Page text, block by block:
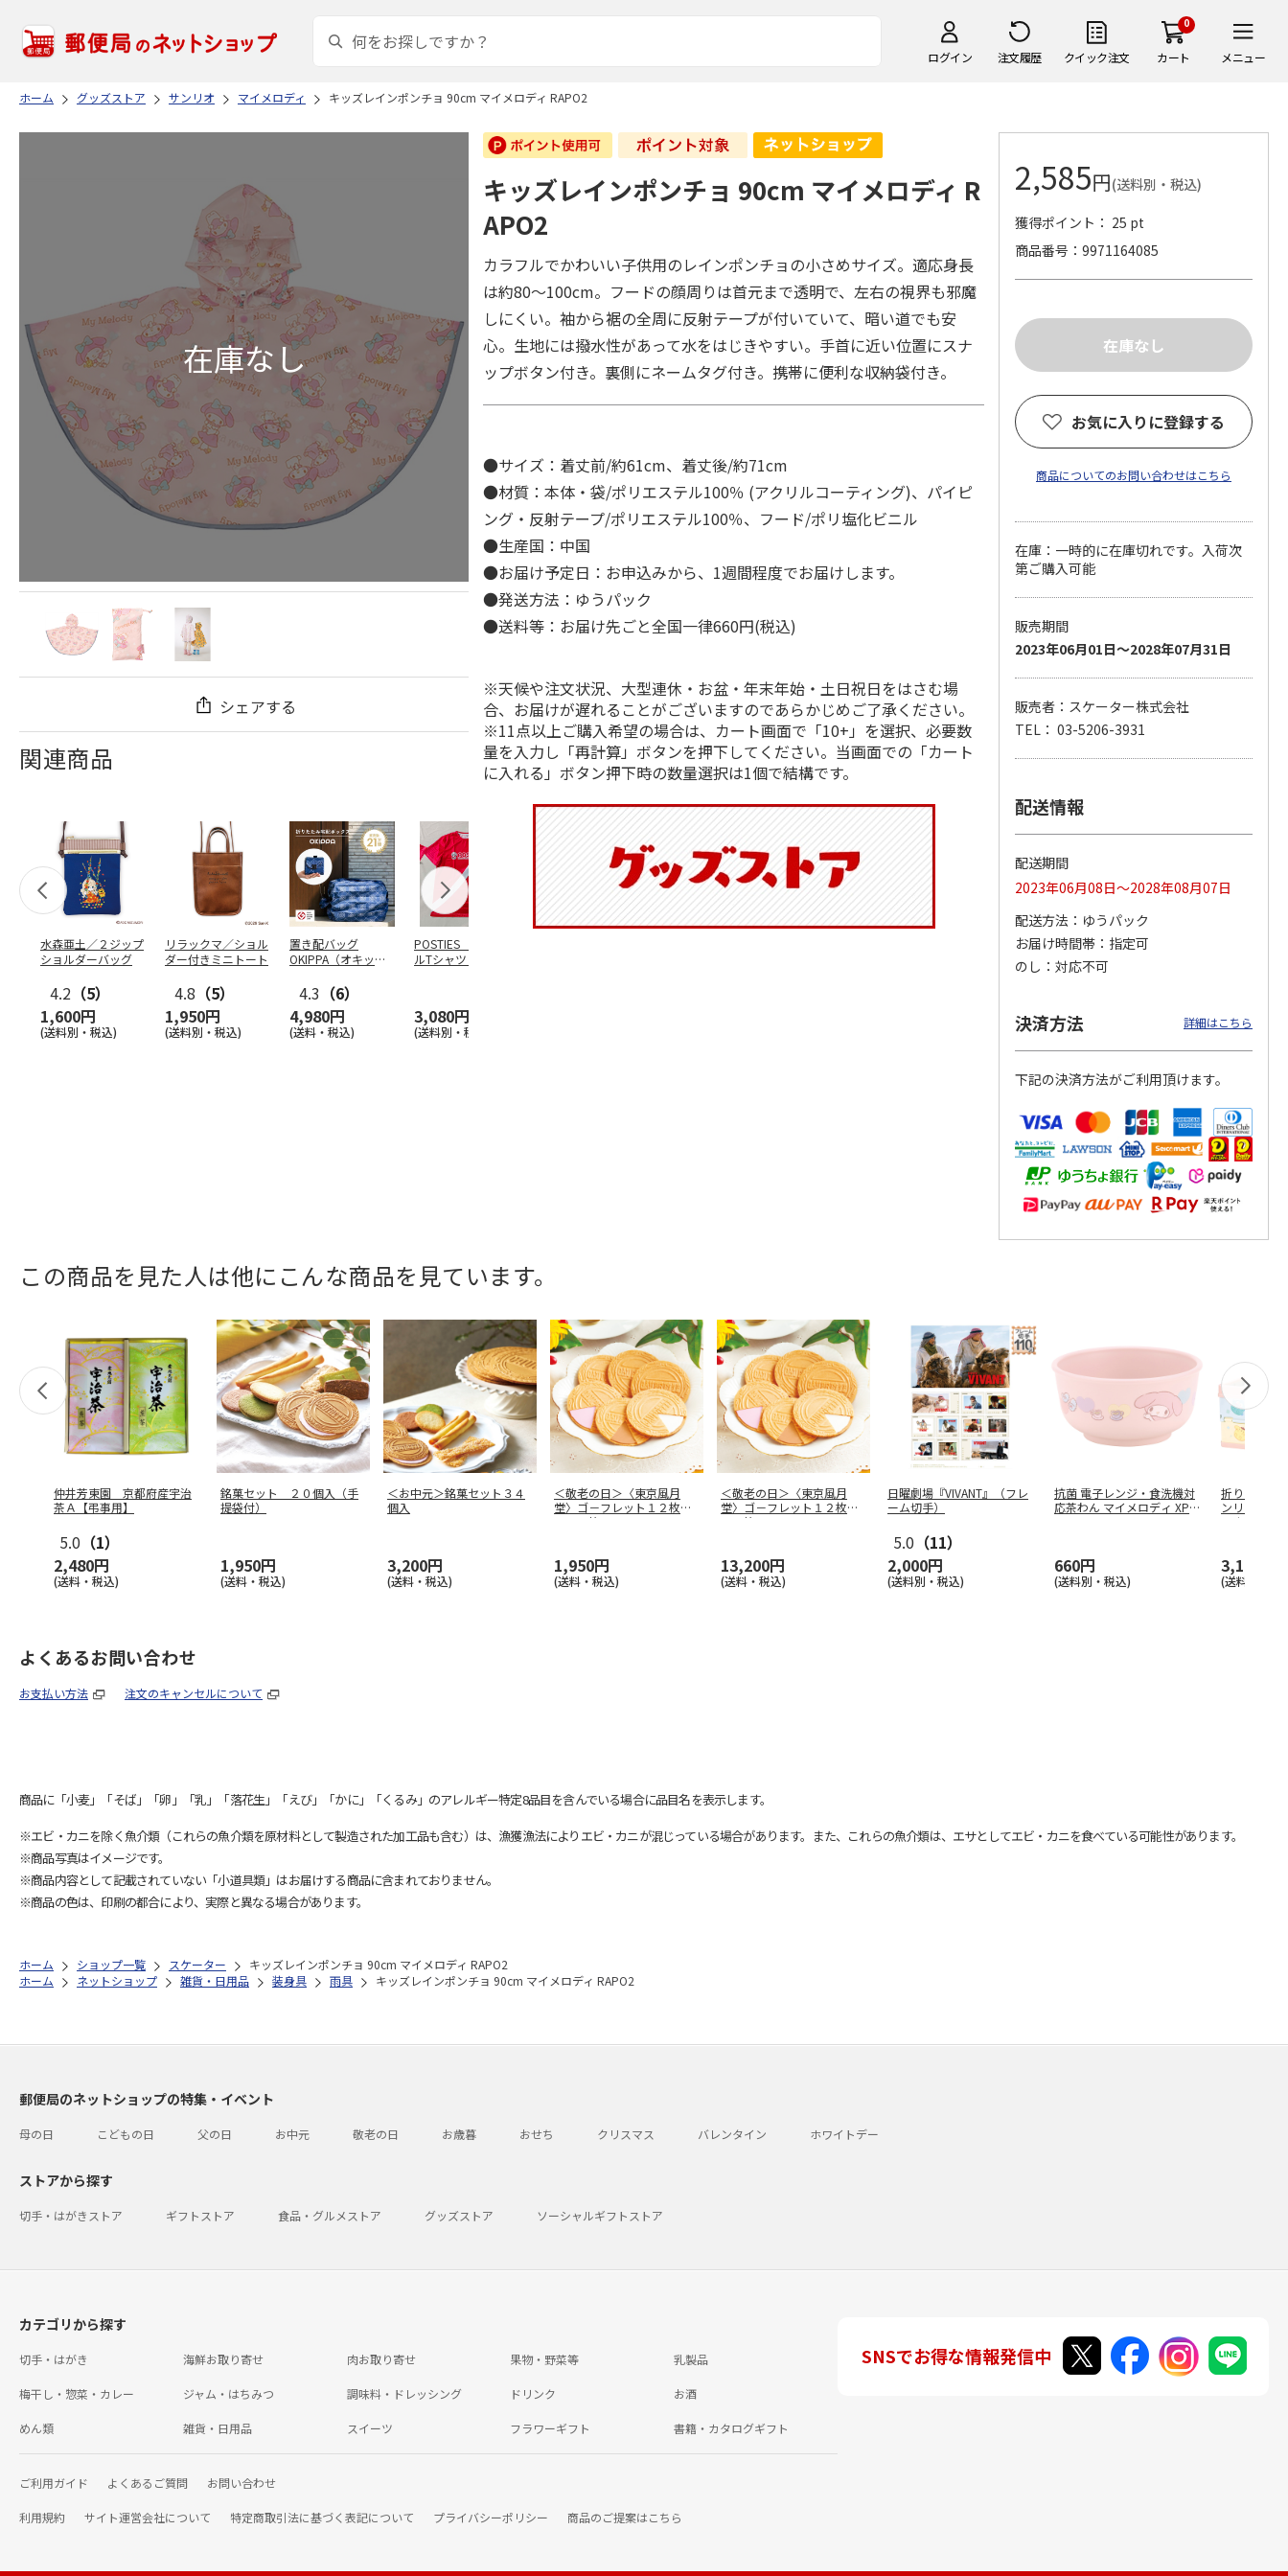
ログイン 注文履歴 クイック注文
0
カート メニュー
ホーム グッズストア サンリオ マイメロディ キッズレインポンチョ 90cm マイメロディ RAPO2
シェアする
関連商品
水森亜土／２ジップ
ショルダーバッグ
4.2 （5）
1,600円
(送料別・税込)
リラックマ／ショル
ダー付きミニトート
4.8 （5）
1,950円
(送料別・税込)
置き配バッグ
OKIPPA（オキッ
4.3 （6）
4,980円
(送料・税込)
POSTIES オリジナ
ルTシャツ Sサイズ
3,080円
(送料別・税込)
『ジョジョの奇妙な
冒険 スターダスト
クルセイダース』
3,300円
(送料別・税込)
4,840円
(送料別・税込)
キッズレインポンチョ 90cm マイメロディ R
APO2
カラフルでかわいい子供用のレインポンチョの小さめサイズ。適応身長
は約80～100cm。フードの顔周りは首元まで透明で、左右の視界も邪魔
しにくい。袖から裾の全周に反射テープが付いていて、暗い道でも安
心。生地には撥水性があって水をはじきやすい。手首に近い位置にスナ
ップボタン付き。裏側にネームタグ付き。携帯に便利な収納袋付き。
●サイズ：着丈前/約61cm、着丈後/約71cm
●材質：本体・袋/ポリエステル100％ (アクリルコーティング)、パイピ
ング・反射テープ/ポリエステル100％、フード/ポリ塩化ビニル
●生産国：中国
●お届け予定日：お申込みから、1週間程度でお届けします。
●発送方法：ゆうパック
●送料等：お届け先ごと全国一律660円(税込)
※天候や注文状況、大型連休・お盆・年末年始・土日祝日をはさむ場
合、お届けが遅れることがございますのであらかじめご了承ください。
※11点以上ご購入希望の場合は、カート画面で「10+」を選択、必要数
量を入力し「再計算」ボタンを押下してください。当画面での「カート
に入れる」ボタン押下時の数量選択は1個で結構です。
2,585円(送料別・税込)
獲得ポイント： 25 pt
商品番号
9971164085
お気に入りに登録する
商品についてのお問い合わせはこちら
在庫：一時的に在庫切れです。入荷次
第ご購入可能
販売期間
2023年06月01日～2028年07月31日
販売者：スケーター株式会社
TEL： 03-5206-3931
配送情報
配送期間
2023年06月08日～2028年08月07日
配送方法
ゆうパック
お届け時間帯
指定可
のし
対応不可
決済方法 詳細はこちら
下記の決済方法がご利用頂けます。
この商品を見た人は他にこんな商品を見ています。
仲井芳東園 京都府産宇治
茶Ａ【弔事用】
5.0 （1）
2,480円
(送料・税込)
銘菓セット ２０個入（手
提袋付）
1,950円
(送料・税込)
＜お中元＞銘菓セット３４
個入
3,200円
(送料・税込)
＜敬老の日＞〈東京風月
堂〉ゴ－フレット１２枚
入 ２箱
1,950円
(送料・税込)
＜敬老の日＞〈東京風月
堂〉ゴ－フレット１２枚
２０箱
13,200円
(送料・税込)
日曜劇場『VIVANT』（フレ
ーム切手）
5.0 （11）
2,000円
(送料別・税込)
抗菌 電子レンジ・食洗機対
応茶わん マイメロディ XP2
660円
(送料別・税込)
折りたたみ
ンリオキャ
ゅまる
3,190円
(送料別・税
よくあるお問い合わせ
お支払い方法 注文のキャンセルについて
商品に「小麦」「そば」「卵」「乳」「落花生」「えび」「かに」「くるみ」のアレルギー特定8品目を含んでいる場合に品目名を表示します。
※エビ・カニを除く魚介類（これらの魚介類を原材料として製造された加工品も含む）は、漁獲漁法によりエビ・カニが混じっている場合があります。また、これらの魚介類は、エサとしてエビ・カニを食べている可能性があります。
※商品写真はイメージです。
※商品内容として記載されていない「小道具類」はお届けする商品に含まれておりません。
※商品の色は、印刷の都合により、実際と異なる場合があります。
ホーム ショップ一覧 スケーター
キッズレインポンチョ 90cm マイメロディ RAPO2
ホーム
ネットショップ 雑貨・日用品 装身具 雨具 キッズレインポンチョ 90cm マイメロディ RAPO2
郵便局のネットショップの特集・イベント
母の日 こどもの日 父の日 お中元 敬老の日 お歳暮 おせち クリスマス バレンタイン ホワイトデー
ストアから探す
切手・はがきストア ギフトストア 食品・グルメストア グッズストア ソーシャルギフトストア
カテゴリから探す
切手・はがき 海鮮お取り寄せ 肉お取り寄せ 果物・野菜等 乳製品
梅干し・惣菜・カレー ジャム・はちみつ 調味料・ドレッシング ドリンク お酒
めん類 雑貨・日用品 スイーツ フラワーギフト 書籍・カタログギフト
ご利用ガイド よくあるご質問 お問い合わせ
利用規約 サイト運営会社について 特定商取引法に基づく表記について プライバシーポリシー 商品のご提案はこちら
SNSでお得な情報発信中